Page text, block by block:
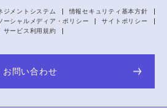
ジメントシステム
情報セキュリティ基本方針
ーシャルメディア・ポリシー
サイトポリシー
サービス利用規約
お問い合わせ